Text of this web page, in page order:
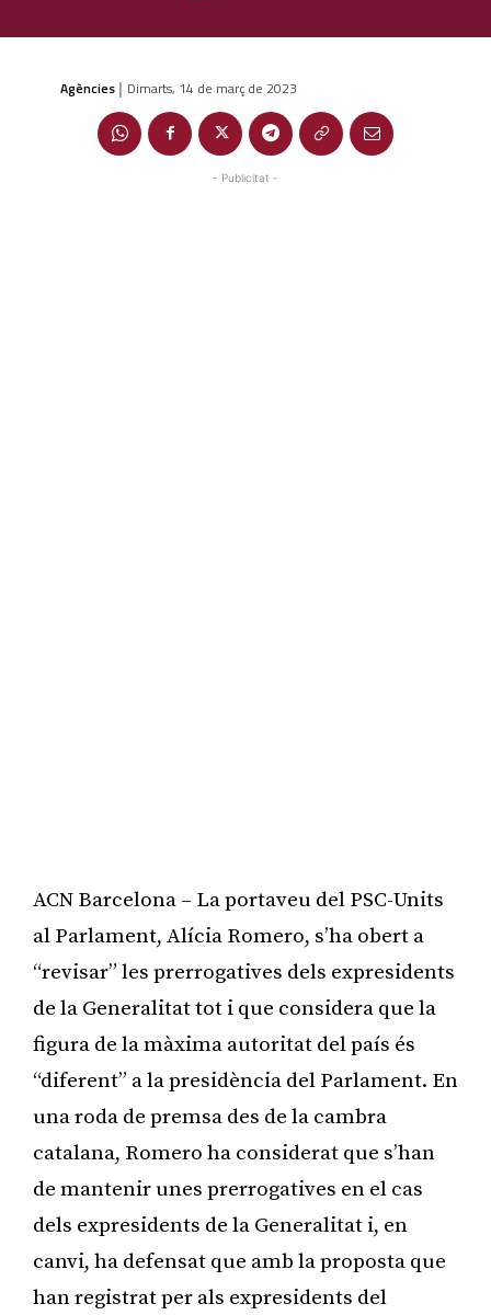
Agències | Dimarts, 14 de març de 2023
- Publicitat -
ACN Barcelona – La portaveu del PSC-Units
al Parlament, Alícia Romero, s’ha obert a
“revisar” les prerrogatives dels expresidents
de la Generalitat tot i que considera que la
figura de la màxima autoritat del país és
“diferent” a la presidència del Parlament. En
una roda de premsa des de la cambra
catalana, Romero ha considerat que s’han
de mantenir unes prerrogatives en el cas
dels expresidents de la Generalitat i, en
canvi, ha defensat que amb la proposta que
han registrat per als expresidents del